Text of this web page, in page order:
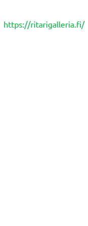
https://ritarigalleria.fi/